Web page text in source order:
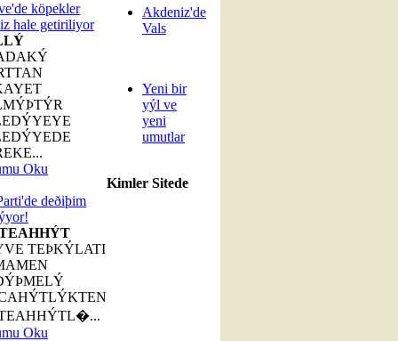
köpekler
hale getiriliyor
Oku
deðiþim
TEÞKÝLATI
Oku
Akdeniz'de
Vals
Yeni bir
yýl ve
yeni
umutlar
Kimler Sitede